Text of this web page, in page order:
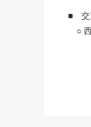
■
○ 西